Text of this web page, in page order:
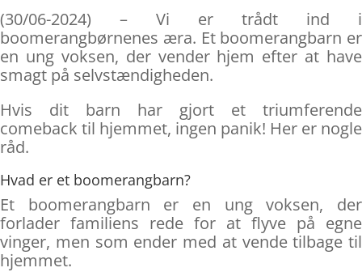
(30/06-2024) – Vi er trådt ind i
boomerangbørnenes æra. Et boomerangbarn er
en ung voksen, der vender hjem efter at have
smagt på selvstændigheden.
Hvis dit barn har gjort et triumferende
comeback til hjemmet, ingen panik! Her er nogle
råd.
Hvad er et boomerangbarn?
Et boomerangbarn er en ung voksen, der
forlader familiens rede for at flyve på egne
vinger, men som ender med at vende tilbage til
hjemmet.